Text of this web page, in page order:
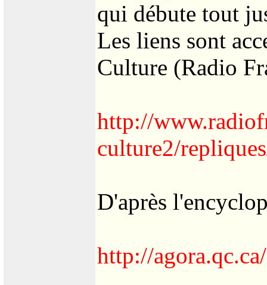
qui débute tout
Les liens sont
Culture (Radio
http://
culture2/
D'après
http://